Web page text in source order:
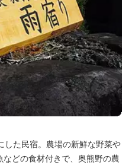
した民宿。農場の新鮮な野菜や
どの食材付きで、奥熊野の農